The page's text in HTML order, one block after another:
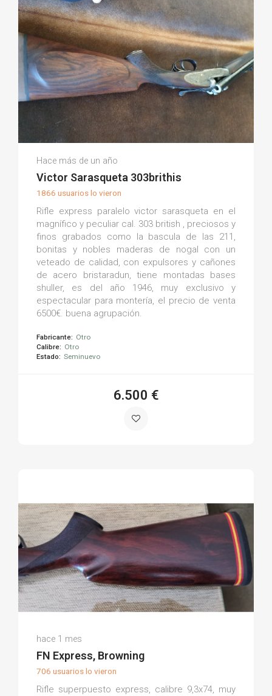
Oscar M.
Hace más de un año
Victor Sarasqueta 303brithis
1866 usuarios lo vieron
Rifle express paralelo victor sarasqueta en el
magnífico y peculiar cal. 303 british , preciosos y
finos grabados como la bascula de las 211,
bonitas y nobles maderas de nogal con un
veteado de calidad, con expulsores y cañones
de acero bristaradun, tiene montadas bases
shuller, es del año 1946, muy exclusivo y
espectacular para montería, el precio de venta
6500€. buena agrupación.
Fabricante: Otro
Calibre: Otro
Estado: Seminuevo
6.500 €
hace 1 mes
FN Express, Browning
706 usuarios lo vieron
Rifle superpuesto express, calibre 9,3x74, muy